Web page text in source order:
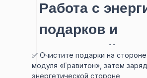
Работа с
подарков и
пожеланий
✅ Очистите подарки на
модуля «Гравитон», затем
энергетической стороне